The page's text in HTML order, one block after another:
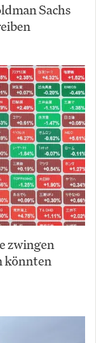
Sachs
zwingen
könnten